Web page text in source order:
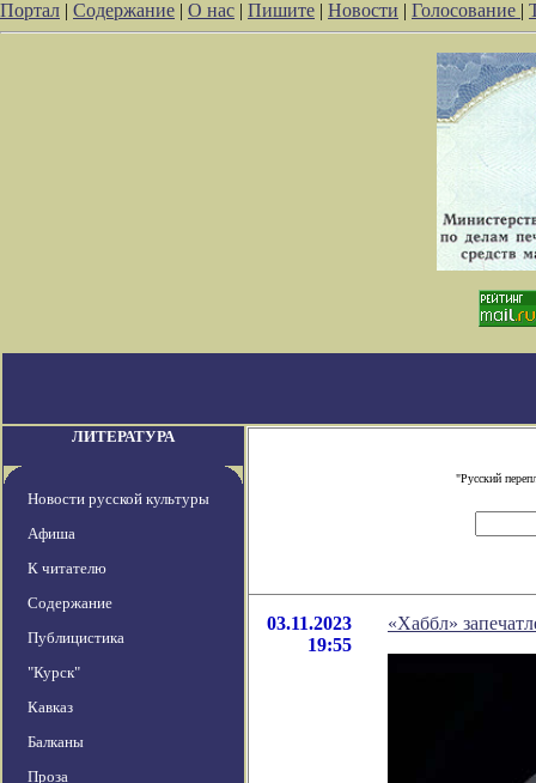
Портал | Содержание | О нас | Пишите | Новости | Голосование |
ЛИТЕРАТУРА
Новости русской культуры
Афиша
К читателю
Содержание
Публицистика
"Курск"
Кавказ
Балканы
Проза
"Русский
03.11.2023
19:55
«Хаббл»